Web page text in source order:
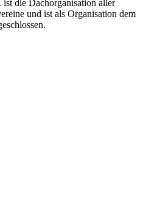
die Dachorganisation aller
und ist als Organisation dem